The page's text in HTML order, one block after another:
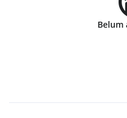
Belum